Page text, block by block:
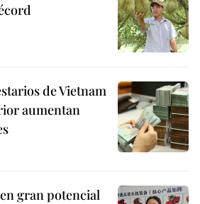
de Vietnam
aumentan
gran potencial